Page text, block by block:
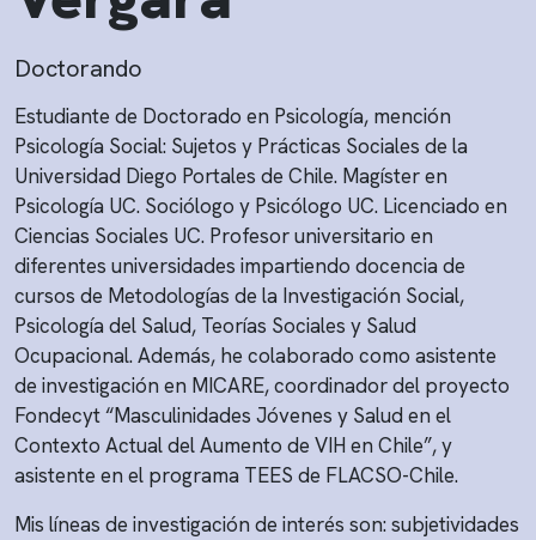
Doctorando
Estudiante de Doctorado en Psicología, mención
Psicología Social: Sujetos y Prácticas Sociales de la
Universidad Diego Portales de Chile. Magíster en
Psicología UC. Sociólogo y Psicólogo UC. Licenciado en
Ciencias Sociales UC. Profesor universitario en
diferentes universidades impartiendo docencia de
cursos de Metodologías de la Investigación Social,
Psicología del Salud, Teorías Sociales y Salud
Ocupacional. Además, he colaborado como asistente
de investigación en MICARE, coordinador del proyecto
Fondecyt “Masculinidades Jóvenes y Salud en el
Contexto Actual del Aumento de VIH en Chile”, y
asistente en el programa TEES de FLACSO-Chile.
Mis líneas de investigación de interés son: subjetividades